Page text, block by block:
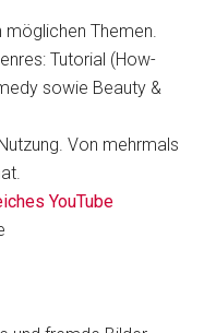
Themen.
Tutorial (How-
sowie Beauty &
Von mehrmals
YouTube